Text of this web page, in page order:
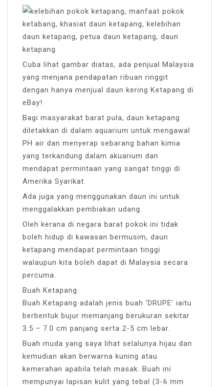
Cuba lihat gambar diatas, ada penjual Malaysia
yang menjana pendapatan ribuan ringgit
dengan hanya menjual daun kering Ketapang di
eBay!
Bagi masyarakat barat pula, daun ketapang
diletakkan di dalam aquarium untuk mengawal
PH air dan menyerap sebarang bahan kimia
yang terkandung dalam akuarium dan
mendapat permintaan yang sangat tinggi di
Amerika Syarikat
Ada juga yang menggunakan daun ini untuk
menggalakkan pembiakan udang.
Oleh kerana di negara barat pokok ini tidak
boleh hidup di kawasan bermusim, daun
ketapang mendapat permintaan tinggi
walaupun kita boleh dapat di Malaysia secara
percuma.
Buah Ketapang
Buah Ketapang adalah jenis buah ‘DRUPE’ iaitu
berbentuk bujur memanjang berukuran sekitar
3.5 – 7.0 cm panjang serta 2-5 cm lebar.
Buah muda yang saya lihat selalunya hijau dan
kemudian akan berwarna kuning atau
kemerahan apabila telah masak. Buah ini
mempunyai lapisan kulit yang tebal (3-6 mm